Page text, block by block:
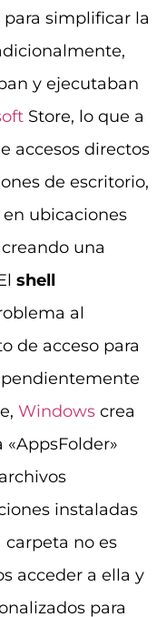
simplificar la
y ejecutaban
Store, lo que a
accesos directos
de escritorio,
ubicaciones
una
shell
al
de acceso para
Windowscrea
instaladas
no es
acceder a ella y
para